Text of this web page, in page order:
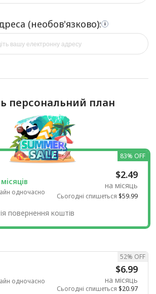
(необов'язково): i
персональний план
одночасно
$2.49
на місяць
Сьогодні спишеться $59.99
83% OFF
повернення коштів
одночасно
$6.99
на місяць
Сьогодні спишеться $20.97
52% OFF